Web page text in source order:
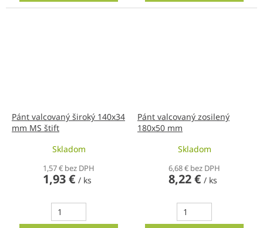
Pánt valcovaný široký 140x34
mm MS štift
Skladom
1,57 € bez DPH
1,93 € / ks
Pánt valcovaný zosilený
180x50 mm
Skladom
6,68 € bez DPH
8,22 € / ks